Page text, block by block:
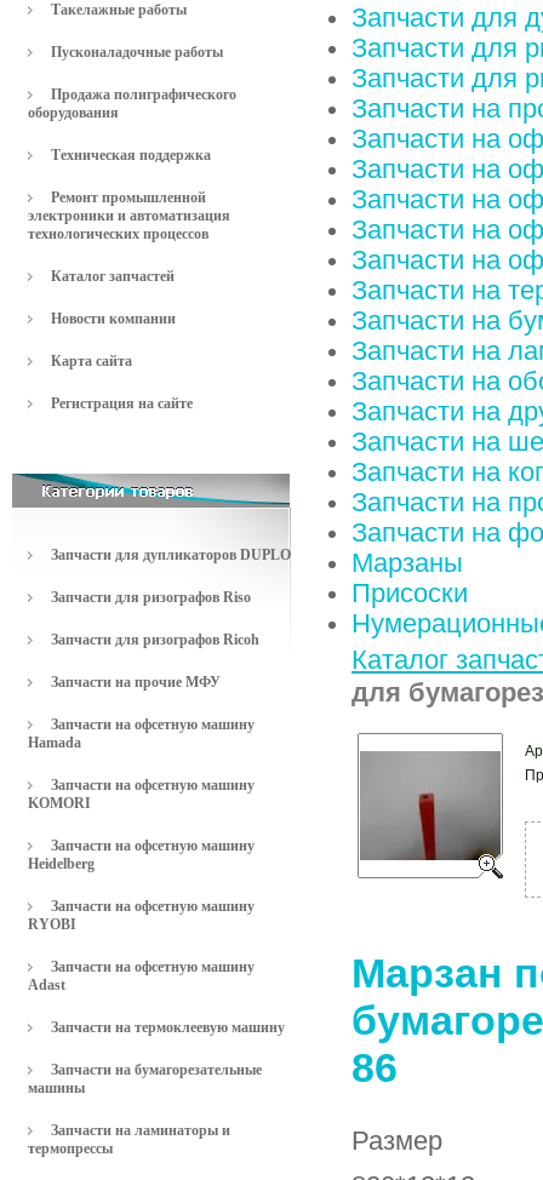
Такелажные работы
Пусконаладочные работы
Продажа полиграфического
оборудования
Техническая поддержка
Ремонт промышленной
электроники и автоматизация
технологических процессов
Каталог запчастей
Новости компании
Карта сайта
Регистрация на сайте
Запчасти для дупликаторов DUPLO
Запчасти для ризографов Riso
Запчасти для ризографов Ricoh
Запчасти на прочие МФУ
Запчасти на офсетную машину
Hamada
Запчасти на офсетную машину
KOMORI
Запчасти на офсетную машину
Heidelberg
Запчасти на офсетную машину
RYOBI
Запчасти на офсетную машину
Adast
Запчасти на термоклеевую машину
Запчасти на бумагорезательные
машины
Запчасти на ламинаторы и
термопрессы
Запчасти для
Запчасти для
Запчасти для
Запчасти на
Запчасти на
Запчасти на
Запчасти на
Запчасти на
Запчасти на
Запчасти на
Запчасти на
Запчасти на
Запчасти на
Запчасти на
Запчасти на
Запчасти на
Запчасти на
Запчасти на
Марзаны
Присоски
Каталог
для
Марзан
86
Размер